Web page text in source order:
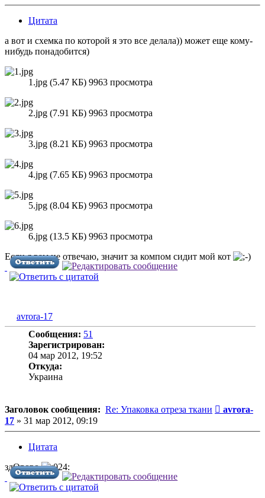
Цитата
а вот и схемка по которой я это все делала)) может еще кому-
нибудь понадобится)
1.jpg (5.47 КБ) 9963 просмотра
2.jpg (7.91 КБ) 9963 просмотра
3.jpg (8.21 КБ) 9963 просмотра
4.jpg (7.65 КБ) 9963 просмотра
5.jpg (8.04 КБ) 9963 просмотра
6.jpg (13.5 КБ) 9963 просмотра
Если я вам не отвечаю, значит за компом сидит мой кот
avrora-17
Сообщения: 51
Зарегистрирован:
04 мар 2012, 19:52
Откуда:
Украина
Заголовок сообщения: Re: Упаковка отреза ткани
avrora-
17 » 31 мар 2012, 09:19
Цитата
здОрово